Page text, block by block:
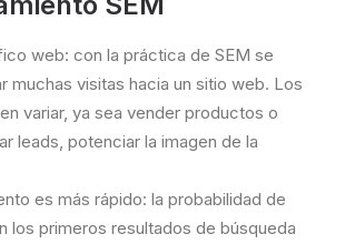
web: con la práctica de SEM se
muchas visitas hacia un sitio web. Los
variar, ya sea vender productos o
leads, potenciar la imagen de la
es más rápido: la probabilidad de
los primeros resultados de búsqueda